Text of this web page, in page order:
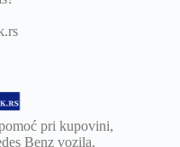
pri kupovini,
Benz vozila.